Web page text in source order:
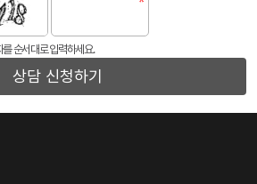
, 성별 , 로그인ID , 비밀번호 , 비밀번호 질문과 답변
접속 로그 , 쿠키 , 접속 IP 정보 , 결제기록
지(회원가입,게시판)
적
, 가입 의사 확인 , 연령확인 , 만14세 미만 아동 개
의여부 확인
순서대로 입력하세요.
상담 신청하기